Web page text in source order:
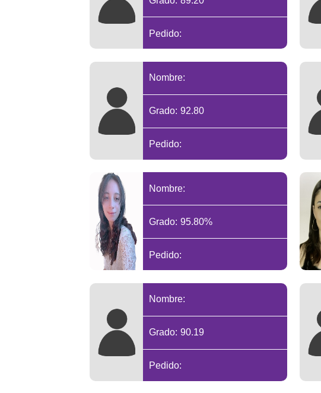
Pedido:
Nombre:
Grado: 92.80
Pedido:
Nombre:
Grado: 95.80%
Pedido:
Nombre:
Grado: 90.19
Pedido: